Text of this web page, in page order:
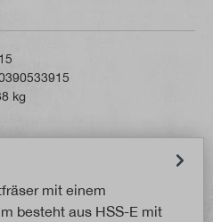
kg
mit einem
besteht aus HSS-E mit